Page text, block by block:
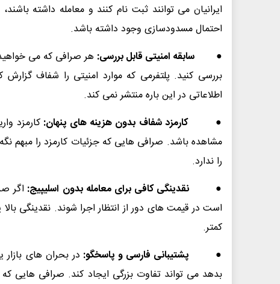
ایرانیان می توانند ثبت نام کنند و معامله داشته
احتمال مسدودسازی وجود داشته باشد.
● سابقه امنیتی قابل بررسی: هر صرافی که می
بررسی کنید. پلتفرمی که موارد امنیتی را شفاف
اطلاعاتی در این باره منتشر نمی کند.
●کارمزد شفاف بدون هزینه های پنهان: کارمزد
مشاهده باشد. صرافی هایی که جزئیات کارمزد را مبهم
را ندارد.
● نقدینگی کافی برای معامله بدون اسلیپیج: اگر
است در قیمت های دور از انتظار اجرا شوند. نقدینگی
کمتر.
● پشتیبانی فارسی و پاسخگو: در بحران های
بدهد می تواند تفاوت بزرگی ایجاد کند. صرافی هایی